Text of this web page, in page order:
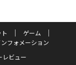
ゲーム
ンフォメーション
レビュー